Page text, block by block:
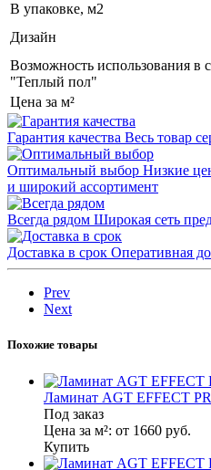
В упаковке, м2
Дизайн
Возможность использования в
"Теплый пол"
Цена за м²
Гарантия качества Весь товар
Оптимальный выбор Низкие
и широкий ассортимент
Всегда рядом Широкая сеть
Доставка в срок Оперативная
Prev
Next
Похожие товары
Ламинат AGT EFFECT
Под заказ
Цена за м²: от 1660 руб.
Купить